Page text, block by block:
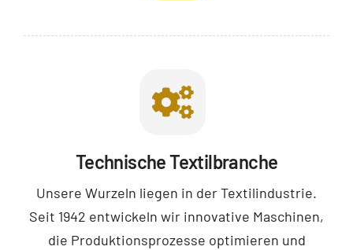
Technische Textilbranche
Unsere Wurzeln liegen in der Textilindustrie.
Seit 1942 entwickeln wir innovative Maschinen,
die Produktionsprozesse optimieren und